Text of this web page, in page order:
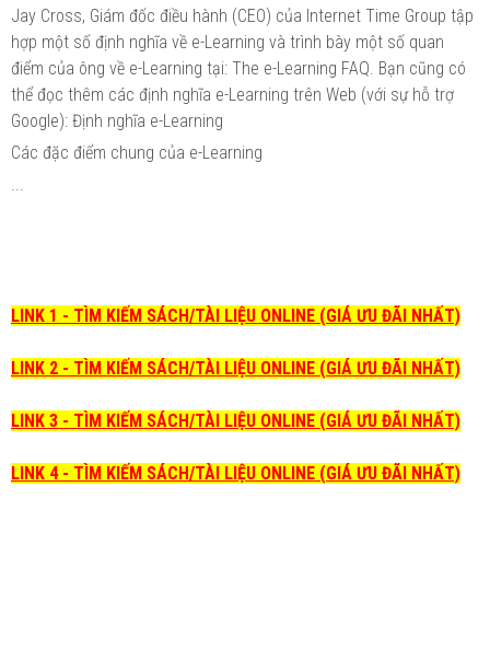
Jay Cross, Giám đốc điều hành (CEO) của Internet Time Group tập
hợp một số định nghĩa về e-Learning và trình bày một số quan
điểm của ông về e-Learning tại: The e-Learning FAQ. Bạn cũng có
thể đọc thêm các định nghĩa e-Learning trên Web (với sự hỗ trợ
Google): Định nghĩa e-Learning
Các đặc điểm chung của e-Learning
LINK 1 - TÌM KIẾM SÁCH/TÀI LIỆU ONLINE (GIÁ ƯU ĐÃI NHẤT)
LINK 2 - TÌM KIẾM SÁCH/TÀI LIỆU ONLINE (GIÁ ƯU ĐÃI NHẤT)
LINK 3 - TÌM KIẾM SÁCH/TÀI LIỆU ONLINE (GIÁ ƯU ĐÃI NHẤT)
LINK 4 - TÌM KIẾM SÁCH/TÀI LIỆU ONLINE (GIÁ ƯU ĐÃI NHẤT)